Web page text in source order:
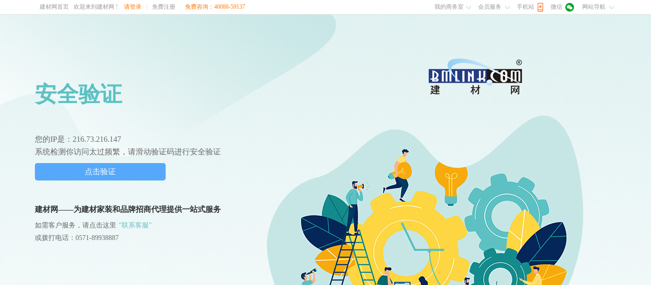
建材网首页 欢迎来到建材网 ! 请登录 免费注册 免费咨询：40088-59137 我的商务室 会员服务 手机站 微信 网站导航
安全验证
您的IP是：216.73.216.147
系统检测你访问太过频繁，请滑动验证码进行安全验证
点击验证
建材网——为建材家装和品牌招商代理提供一站式服务
如需客户服务，请点击这里 “联系客服”
或拨打电话：0571-89938887